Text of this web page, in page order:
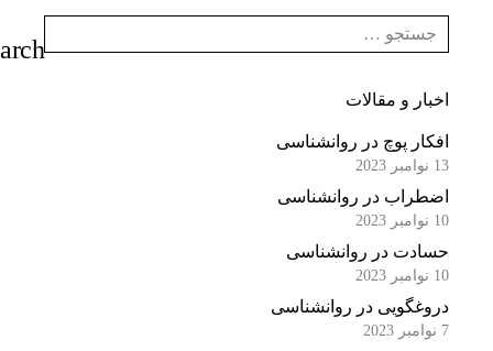
اخبار و مقالات
افکار پوچ در روانشناسی
اضطراب در روانشناسی
حسادت در روانشناسی
دروغگویی در روانشناسی